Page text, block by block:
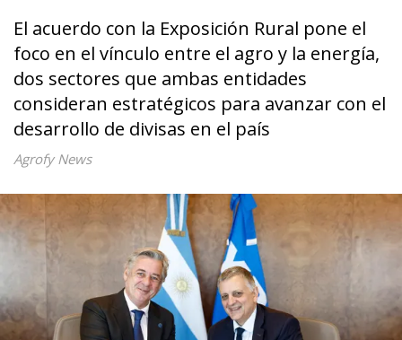
El acuerdo con la Exposición Rural pone el
foco en el vínculo entre el agro y la energía,
dos sectores que ambas entidades
consideran estratégicos para avanzar con el
desarrollo de divisas en el país
Agrofy News